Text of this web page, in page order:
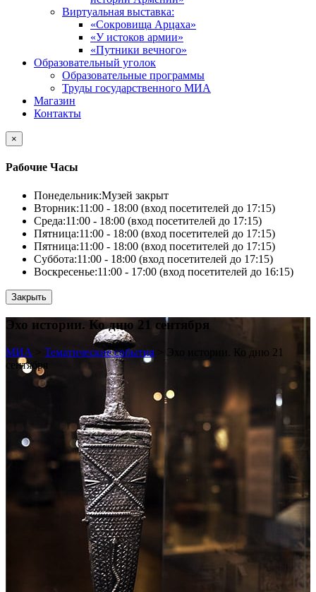
Виртуальная выставка:
«Сокровища Арцаха»
«У истоков армии»
«Путники вечного»
Образовательный уголок
Образовательные программы
Труды государственного МИА
Магазин
Контакты
×
Рабочие Часы
Понедельник:Музей закрыт
Вторник:11:00 - 18:00 (вход посетителей до 17:15)
Среда:11:00 - 18:00 (вход посетителей до 17:15)
Пятница:11:00 - 18:00 (вход посетителей до 17:15)
Пятница:11:00 - 18:00 (вход посетителей до 17:15)
Суббота:11:00 - 18:00 (вход посетителей до 17:15)
Воскресенье:11:00 - 17:00 (вход посетителей до 16:15)
Закрыть
Эхо истории. Ко дню 21 сентября
МИА Тематические события
Эхо истории. Ко дню 21
сентября